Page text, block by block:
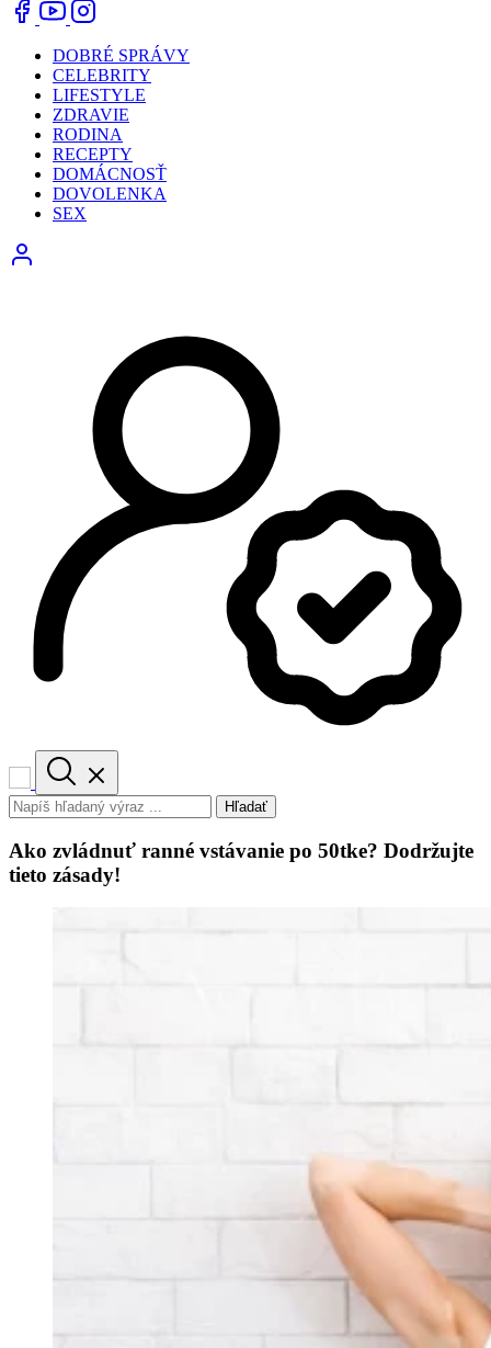
DOBRÉ SPRÁVY
CELEBRITY
LIFESTYLE
ZDRAVIE
RODINA
RECEPTY
DOMÁCNOSŤ
DOVOLENKA
SEX
Hľadať
Ako zvládnuť ranné vstávanie po 50tke? Dodržujte
tieto zásady!